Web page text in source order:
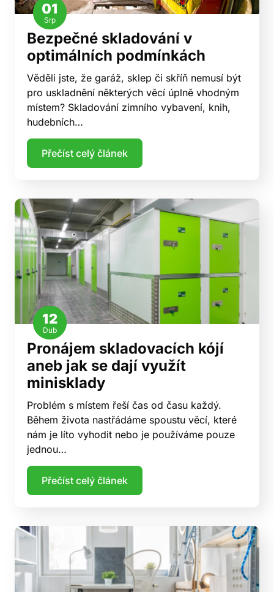
01
Srp
Bezpečné skladování v
optimálních podmínkách
Věděli jste, že garáž, sklep či skříň nemusí být
pro uskladnění některých věcí úplně vhodným
místem? Skladování zimního vybavení, knih,
hudebních…
Přečíst celý článek
12
Dub
Pronájem skladovacích kójí
aneb jak se dají využít
minisklady
Problém s místem řeší čas od času každý.
Během života nastřádáme spoustu věcí, které
nám je líto vyhodit nebo je používáme pouze
jednou…
Přečíst celý článek